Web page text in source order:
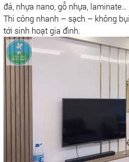
đá, nhựa nano, gỗ nhựa,
Thi công nhanh – sạch – không
tới sinh hoạt gia đình.